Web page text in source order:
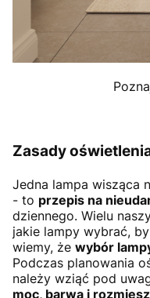
Zasady
Jedna lampa wisząca
- to przepis na
dziennego. Wielu
jakie lampy wybrać,
wiemy, że wybór
Podczas planowania
należy wziąć pod
moc, barwa i